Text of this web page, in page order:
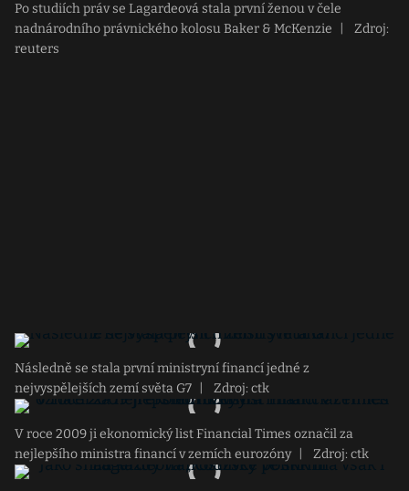
Po studiích práv se Lagardeová stala první ženou v čele
nadnárodního právnického kolosu Baker & McKenzie
Zdroj:
reuters
Následně se stala první ministryní financí jedné z
nejvyspělejších zemí světa G7
Zdroj: ctk
V roce 2009 ji ekonomický list Financial Times označil za
nejlepšího ministra financí v zemích eurozóny
Zdroj: ctk